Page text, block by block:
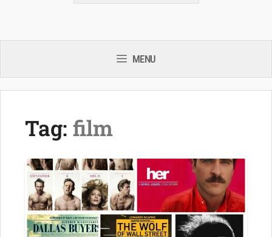
MENU
Tag: film